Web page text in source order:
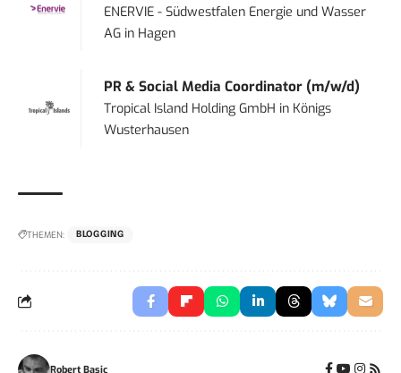
ENERVIE - Südwestfalen Energie und Wasser
AG in Hagen
PR & Social Media Coordinator (m/w/d)
Tropical Island Holding GmbH in Königs
Wusterhausen
THEMEN: BLOGGING
Robert Basic